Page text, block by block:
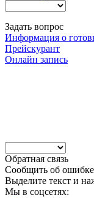
Задать вопрос
Информация о
Прейскурант
Онлайн запись
Обратная связь
Сообщить об ошибке
Выделите текст и
Мы в соцсетях: